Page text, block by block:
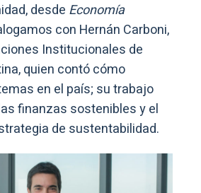
desde Economía
con Hernán Carboni,
Institucionales de
quien contó cómo
en el país; su trabajo
finanzas sostenibles y el
de sustentabilidad.